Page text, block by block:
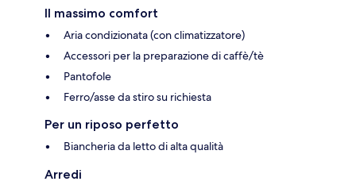
Il massimo comfort
Aria condizionata (con climatizzatore)
Accessori per la preparazione di caffè/tè
Pantofole
Ferro/asse da stiro su richiesta
Per un riposo perfetto
Biancheria da letto di alta qualità
Arredi